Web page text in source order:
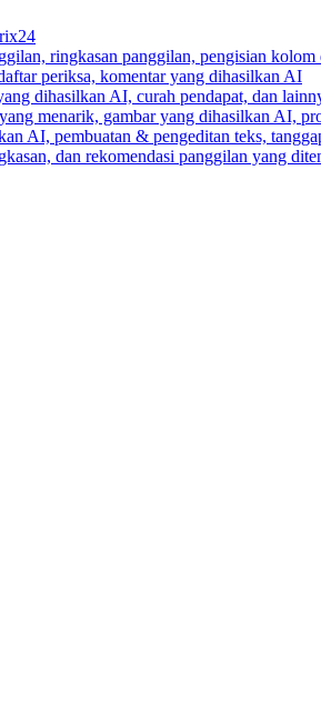
ringkasan panggilan, pengisian kolom
periksa, komentar yang dihasilkan AI
dihasilkan AI, curah pendapat, dan
menarik, gambar yang dihasilkan AI,
AI, pembuatan & pengeditan teks,
dan rekomendasi panggilan yang